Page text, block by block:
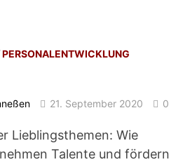
PERSONALENTWICKLUNG
21. September 2020 0
Lieblingsthemen: Wie
Talente und fördern